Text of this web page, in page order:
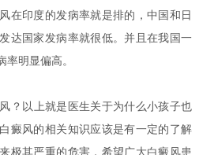
在印度的发病率就是排的，中国和日
达国家发病率就很低。并且在我国一
明显偏高。
？ 以上就是医生关于为什么小孩子也
癜风的相关知识应该是有一定的了解
极其严重的危害，希望广大白癜风患